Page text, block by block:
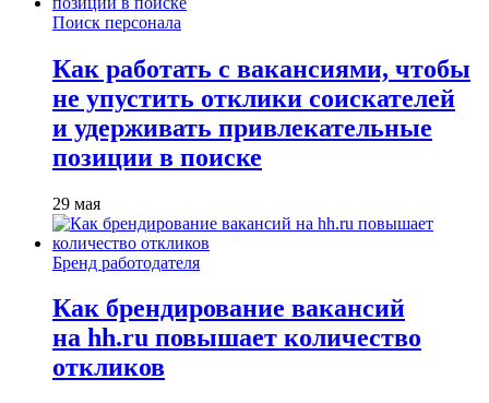
Поиск персонала
Как работать с вакансиями, чтобы
не упустить отклики соискателей
и удерживать привлекательные
позиции в поиске
29 мая
Бренд работодателя
Как брендирование вакансий
на hh.ru повышает количество
откликов